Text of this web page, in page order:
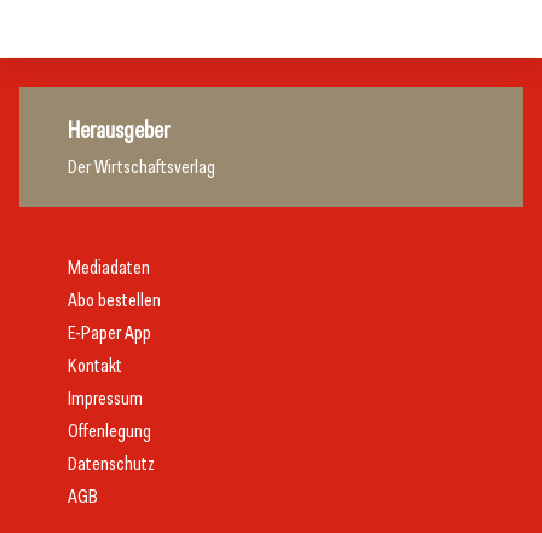
Herausgeber
Der Wirtschaftsverlag
Mediadaten
Abo bestellen
E-Paper App
Kontakt
Impressum
Offenlegung
Datenschutz
AGB